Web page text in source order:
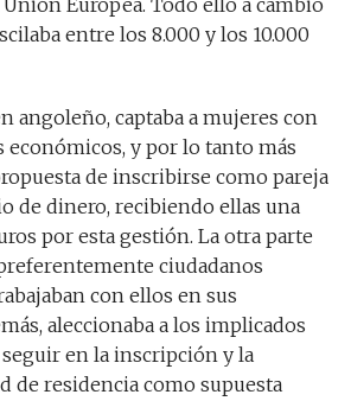
Europea. Todo ello a cambio
entre los 8.000 y los 10.000
angoleño, captaba a mujeres con
económicos, y por lo tanto más
de inscribirse como pareja
de dinero, recibiendo ellas una
por esta gestión. La otra parte
ciudadanos
con ellos en sus
aleccionaba a los implicados
seguir en la inscripción y la
de residencia como supuesta